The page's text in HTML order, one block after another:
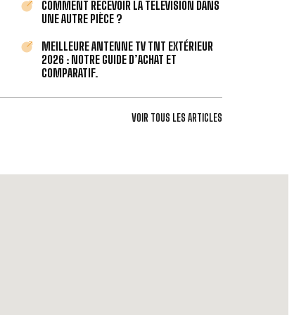
COMMENT RECEVOIR LA TÉLÉVISION DANS
UNE AUTRE PIÈCE ?
MEILLEURE ANTENNE TV TNT EXTÉRIEUR
2026 : NOTRE GUIDE D’ACHAT ET
COMPARATIF.
VOIR TOUS LES ARTICLES